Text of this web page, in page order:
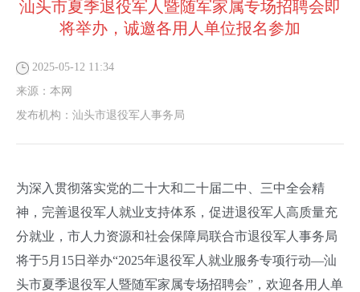
汕头市夏季退役军人暨随军家属专场招聘会即
将举办，诚邀各用人单位报名参加
2025-05-12 11:34
来源： 本网
发布机构： 汕头市退役军人事务局
为深入贯彻落实党的二十大和二十届二中、三中全会精
神，完善退役军人就业支持体系，促进退役军人高质量充
分就业，市人力资源和社会保障局联合市退役军人事务局
将于5月15日举办“2025年退役军人就业服务专项行动—汕
头市夏季退役军人暨随军家属专场招聘会”，欢迎各用人单